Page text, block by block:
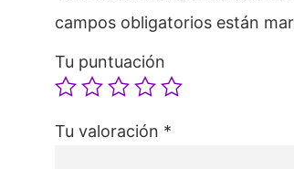
campos obligatorios están
Tu puntuación
Tu valoración *